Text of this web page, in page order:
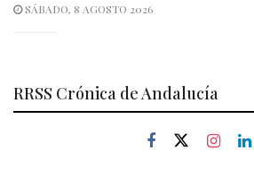
SÁBADO, 8 AGOSTO 2026
RRSS Crónica de Andalucía